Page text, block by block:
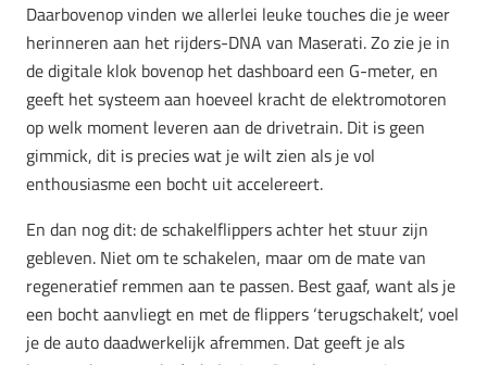
Daarbovenop vinden we allerlei leuke touches die je weer
herinneren aan het rijders-DNA van Maserati. Zo zie je in
de digitale klok bovenop het dashboard een G-meter, en
geeft het systeem aan hoeveel kracht de elektromotoren
op welk moment leveren aan de drivetrain. Dit is geen
gimmick, dit is precies wat je wilt zien als je vol
enthousiasme een bocht uit accelereert.
En dan nog dit: de schakelflippers achter het stuur zijn
gebleven. Niet om te schakelen, maar om de mate van
regeneratief remmen aan te passen. Best gaaf, want als je
een bocht aanvliegt en met de flippers ‘terugschakelt’, voel
je de auto daadwerkelijk afremmen. Dat geeft je als